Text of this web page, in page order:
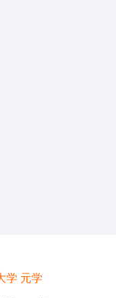
学 元学